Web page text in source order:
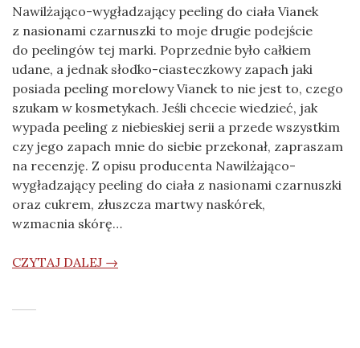
Nawilżająco-wygładzający peeling do ciała Vianek
z nasionami czarnuszki to moje drugie podejście
do peelingów tej marki. Poprzednie było całkiem
udane, a jednak słodko-ciasteczkowy zapach jaki
posiada peeling morelowy Vianek to nie jest to, czego
szukam w kosmetykach. Jeśli chcecie wiedzieć, jak
wypada peeling z niebieskiej serii a przede wszystkim
czy jego zapach mnie do siebie przekonał, zapraszam
na recenzję. Z opisu producenta Nawilżająco-
wygładzający peeling do ciała z nasionami czarnuszki
oraz cukrem, złuszcza martwy naskórek,
wzmacnia skórę…
CZYTAJ DALEJ →